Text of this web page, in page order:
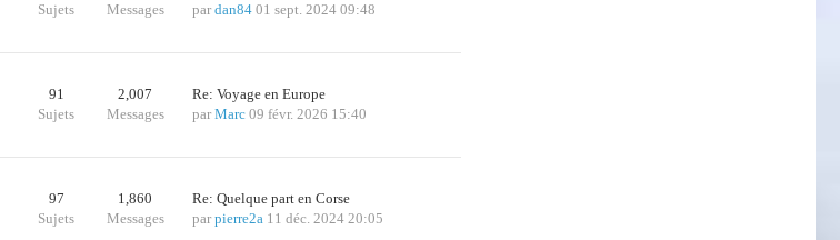
Sujets
Messages
par dan84 01 sept. 2024 09:48
91
Sujets
2,007
Messages
Re: Voyage en Europe
par Marc 09 févr. 2026 15:40
97
Sujets
1,860
Messages
Re: Quelque part en Corse
par pierre2a 11 déc. 2024 20:05